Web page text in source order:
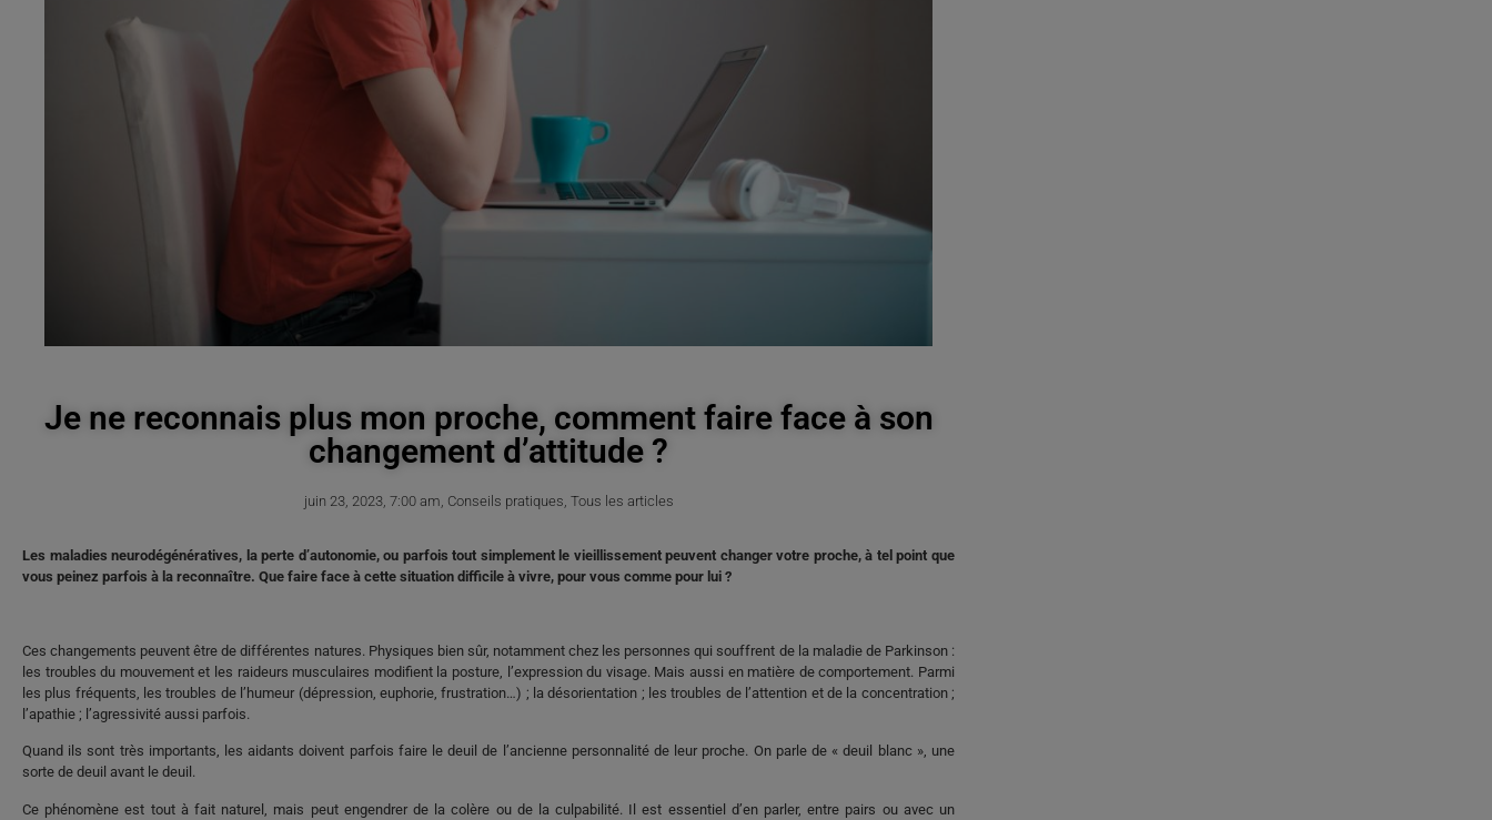
Je ne reconnais plus mon proche, comment faire face à son
changement d’attitude ?
juin 23, 2023, 7:00 am, Conseils pratiques, Tous les articles
Les maladies neurodégénératives, la perte d’autonomie, ou parfois tout simplement le vieillissement peuvent changer votre proche, à tel point que
vous peinez parfois à la reconnaître. Que faire face à cette situation difficile à vivre, pour vous comme pour lui ?
Ces changements peuvent être de différentes natures. Physiques bien sûr, notamment chez les personnes qui souffrent de la maladie de Parkinson :
les troubles du mouvement et les raideurs musculaires modifient la posture, l’expression du visage. Mais aussi en matière de comportement. Parmi
les plus fréquents, les troubles de l’humeur (dépression, euphorie, frustration…) ; la désorientation ; les troubles de l’attention et de la concentration ;
l’apathie ; l’agressivité aussi parfois.
Quand ils sont très importants, les aidants doivent parfois faire le deuil de l’ancienne personnalité de leur proche. On parle de « deuil blanc », une
sorte de deuil avant le deuil.
Ce phénomène est tout à fait naturel, mais peut engendrer de la colère ou de la culpabilité. Il est essentiel d’en parler, entre pairs ou avec un